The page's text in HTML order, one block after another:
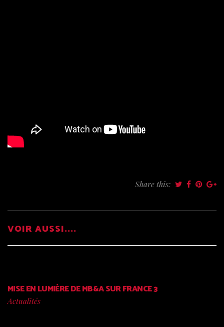
Share this:
VOIR AUSSI....
MISE EN LUMIÈRE DE MB&A SUR FRANCE 3
Actualités